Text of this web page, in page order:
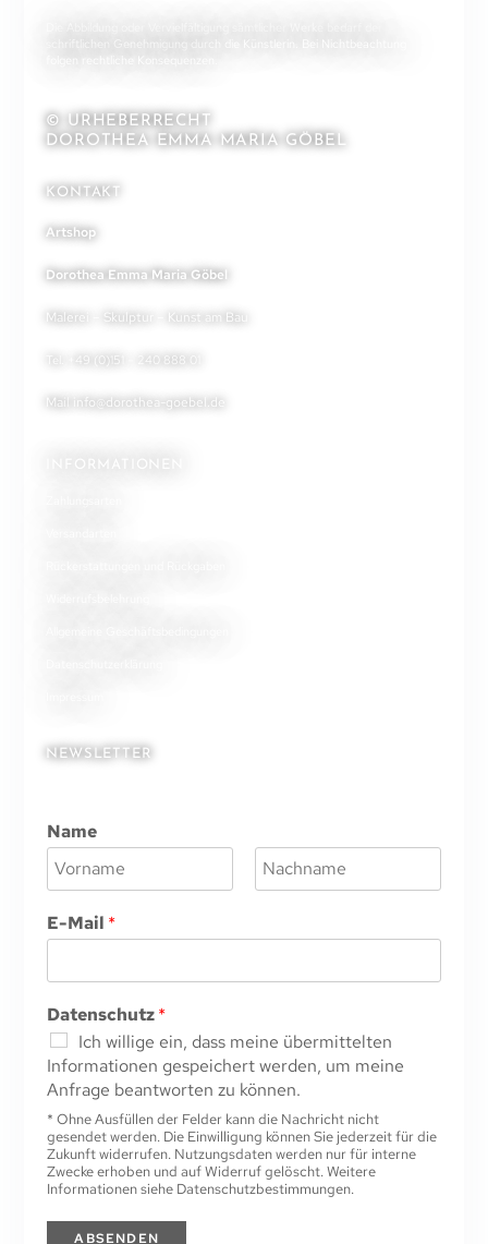
folgen rechtliche Konsequenzen.
© URHEBERRECHT
DOROTHEA EMMA MARIA GÖBEL
KONTAKT
Artshop
Dorothea Emma Maria Göbel
Malerei – Skulptur – Kunst am Bau
Tel. +49 (0)151 – 240 888 01
Mail info@dorothea-goebel.de
NEWSLETTER
Name
o
r
m
a
E-Mail *
Datenschutz*
Ich willige ein, dass meine übermittelten
Informationen gespeichert werden, um meine
Anfrage beantworten zu können.
* Ohne Ausfüllen der Felder kann die Nachricht nicht
gesendet werden. Die Einwilligung können Sie jederzeit für die
Zukunft widerrufen. Nutzungsdaten werden nur für interne
Zwecke erhoben und auf Widerruf gelöscht. Weitere
Informationen siehe Datenschutzbestimmungen.
ABSENDEN